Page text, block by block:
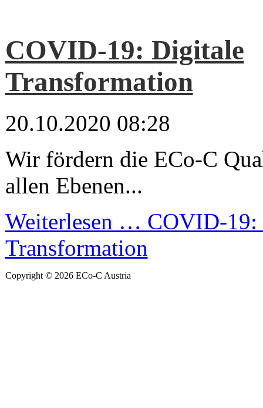
COVID-19: Digitale
Transformation
20.10.2020 08:28
Wir fördern die ECo-C
allen Ebenen...
Weiterlesen … COVID-19:
Transformation
Copyright © 2026 ECo-C Austria